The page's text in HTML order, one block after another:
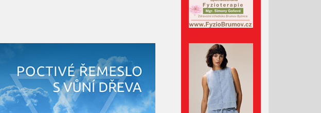
Květen 2023
Duben 2023
Březen 2023
Únor 2023
Leden 2023
Prosinec 2022
Listopad 2022